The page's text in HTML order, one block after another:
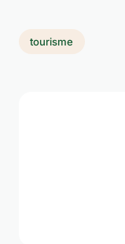
tourisme